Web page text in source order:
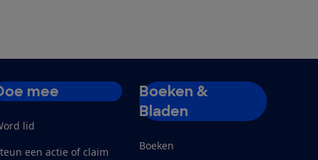
mee
lid
een actie of claim
Boeken &
Bladen
Boeken